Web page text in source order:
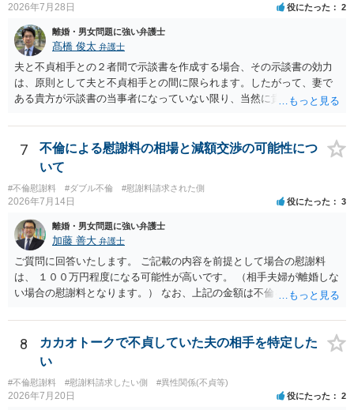
2026年7月28日 役にたった 2
離婚・男女問題に強い弁護士
髙橋 俊太 弁護士
夫と不貞相手との２者間で示談書を作成する場合、その示談書の効力
は、原則として夫と不貞相手との間に限られます。したがって、妻で
ある貴方が示談書の当事者になっていない限り、当然に貴方の不貞慰
避けるためには、示談書の中に「本示談は夫と不貞相手との間の清算
に限るものであり、妻の不貞相手に対する慰謝料請求権を放棄・制限
するものではない」旨を明記しておく方が安全です。また、清算条項
を入れる場合にも、「夫と不貞相手との間に限る」と対象を明確にす
べきです。 他方、不貞相手が夫から示談金を受け取る場合、その名目
や内容によっては、後に貴方が不貞相手へ慰謝料請求する際、不貞相
手側から「すでに夫との間で一定の清算がされている」「夫側から支
払を受けた」などと（その当否は別として）反論等されてこじれてし
まう可能性があります。そのため、示談金の趣旨、清算対象、妻の請
求権への影響を明確にしておくことが重要です。示談金１８０万円の
妥当性については、中絶、精神的苦痛、通院・治療の有無、診断内
容、夫の説明内容、妊娠・中絶に至る経緯等によって変わります。中
絶について双方同意があったとしても、身体的・精神的負担が考慮さ
れることはありますが、夫が当初から離婚できないと伝えていた事情
があるなら、結婚期待を理由とする損害については争い得る部分もあ
ります。 なお、貴方から不貞相手へ請求する慰謝料額は、夫が不貞相
手に支払う示談金額だけで決まるものではありません。不貞期間、回
数、婚姻期間、夫婦関係への影響、離婚・別居の有無、相手方の認識
7
不倫による慰謝料の相場と減額交渉の可能性につ
いて
#不倫慰謝料 #ダブル不倫 #慰謝料請求された側
2026年7月14日 役にたった 3
離婚・男女問題に強い弁護士
加藤 善大 弁護士
ご質問に回答いたします。 ご記載の内容を前提として場合の慰謝料
は、 １００万円程度になる可能性が高いです。 （相手夫婦が離婚しな
い場合の慰謝料となります。） なお、上記の金額は不倫をした２名が
半額程度の支払を求める、 求償ができることになります。 その求償権
を放棄する場合の慰謝料相場は、６０万円から８０万円程度になるこ
とが多いです。 （相手夫婦が離婚しませんので、減額してでも求償権
る可能性について、慰謝料額に影響が出る可能性はないと考えます。
最後に、ご依頼になる場合の弁護士費用は、ご依頼になる弁護士によ
8
カカオトークで不貞していた夫の相手を特定した
い
#不倫慰謝料 #慰謝料請求したい側 #異性関係(不貞等)
2026年7月20日 役にたった 2